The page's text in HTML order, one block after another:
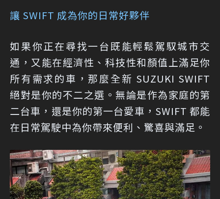
讓 SWIFT 成為你的日常好夥伴
如果你正在尋找一台既能輕鬆駕馭城市交
通，又能在經濟性、科技性和顏值上滿足你
所有需求的車，那麼全新 SUZUKI SWIFT
絕對是你的不二之選。無論是作為家庭的第
二台車，還是你的第一台愛車，SWIFT 都能
在日常駕駛中為你帶來便利、驚喜與滿足。